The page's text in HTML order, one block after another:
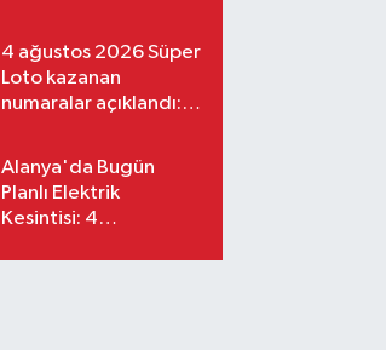
4 ağustos 2026 Süper
Loto kazanan
numaralar açıklandı:
Alanya'da Bugün
Planlı Elektrik
Kesintisi: 4